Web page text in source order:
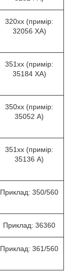
320хх (примір:
32056 ХА)
351хх (примір:
35184 ХА)
350хх (примір:
35052 А)
351хх (примір:
35136 А)
Приклад: 350/560
Приклад: 36360
Приклад: 361/560